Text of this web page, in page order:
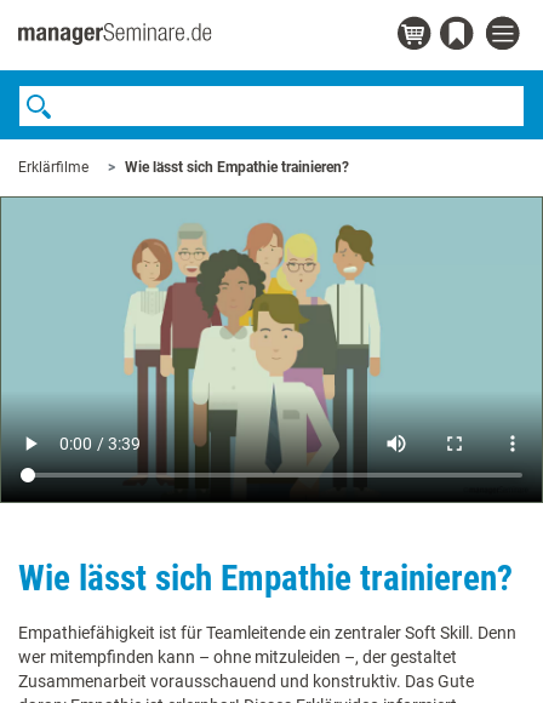
Erklärfilme Wie lässt sich Empathie trainieren?
Wie lässt sich Empathie trainieren?
Empathiefähigkeit ist für Teamleitende ein zentraler Soft Skill. Denn
wer mitempfinden kann – ohne mitzuleiden –, der gestaltet
Zusammenarbeit vorausschauend und konstruktiv. Das Gute